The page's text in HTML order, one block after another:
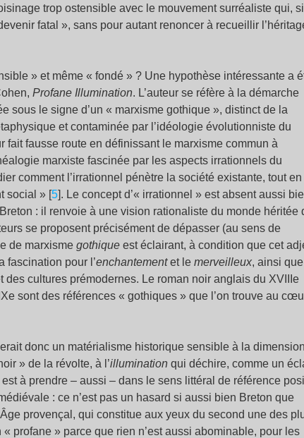
trop ostensible avec le mouvement surréaliste qui, si
fatal », sans pour autant renoncer à recueillir
» et même « fondé » ? Une hypothèse intéressante a
Profane Illumination. L’auteur se réfère à la démarche
sous le signe d’un « marxisme gothique », distinct de la
et contaminée par l’idéologie évolutionniste du
fait fausse route en définissant le marxisme commun à
marxiste fascinée par les aspects irrationnels du
comment l’irrationnel pénètre la société existante, tout en
social » [5]. Le concept d’« irrationnel » est absent aussi
: il renvoie à une vision rationaliste du monde héritée
se proposent précisément de dépasser (au sens de
de marxisme gothique est éclairant, à condition que cet
fascination pour l’enchantementet le merveilleux, ainsi que
cultures prémodernes. Le roman noir anglais du XVIIIe
sont des références « gothiques » que l’on trouve au
donc un matérialisme historique sensible à la dimension
» de la révolte, à l’illumination qui déchire, comme un
à prendre – aussi – dans le sens littéral de référence
: ce n’est pas un hasard si aussi bien Breton que
provençal, qui constitue aux yeux du second une des
« profane » parce que rien n’est aussi abominable, pour les